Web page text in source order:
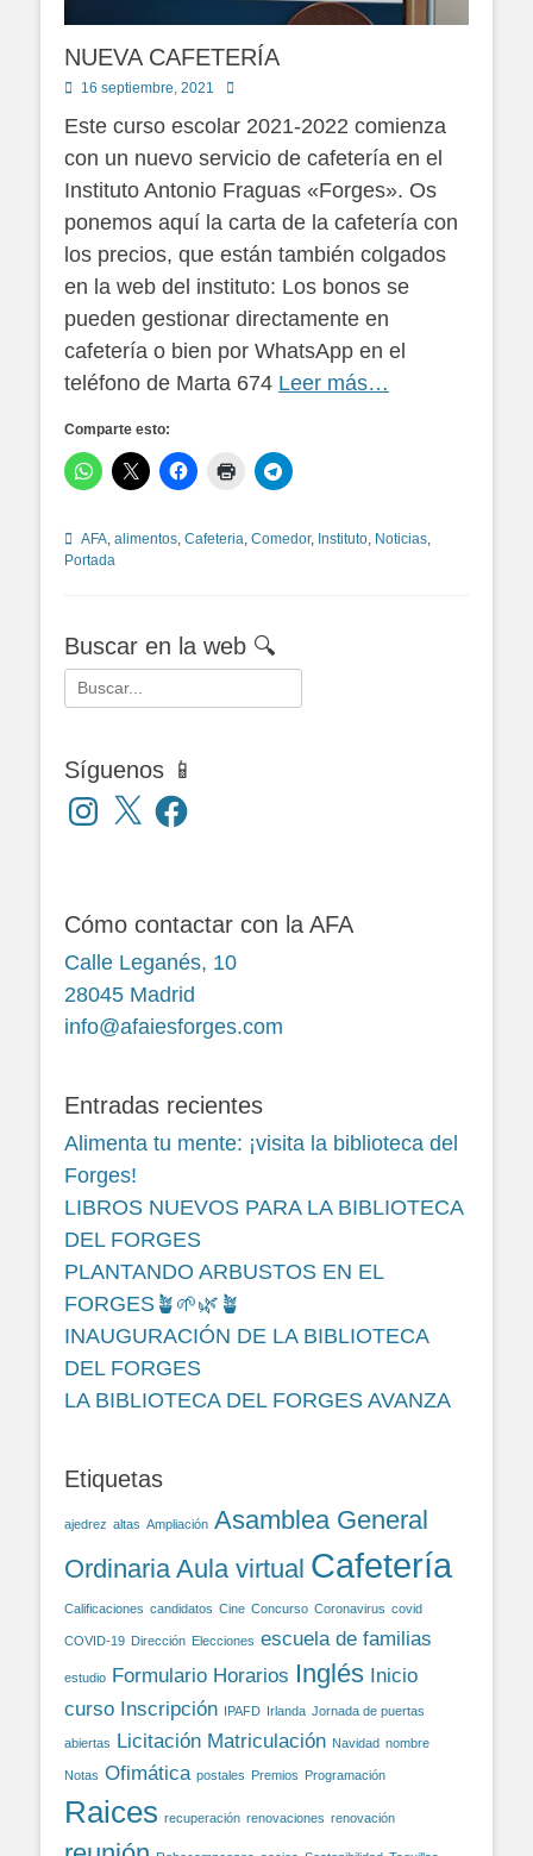
NUEVA CAFETERÍA
Publicado
16 septiembre, 2021 Autor
Este curso escolar 2021-2022 comienza
con un nuevo servicio de cafetería en el
Instituto Antonio Fraguas «Forges». Os
ponemos aquí la carta de la cafetería con
los precios, que están también colgados
en la web del instituto: Los bonos se
pueden gestionar directamente en
cafetería o bien por WhatsApp en el
teléfono de Marta 674 Leer más…
Comparte esto:
Categorías
AFA, alimentos, Cafeteria, Comedor, Instituto, Noticias,
Portada
Buscar en la web 🔍
Buscar:
Síguenos 📱
Instagram
X Facebook
Cómo contactar con la AFA
Calle Leganés, 10
28045 Madrid
info@afaiesforges.com
Entradas recientes
Alimenta tu mente: ¡visita la biblioteca del
Forges!
LIBROS NUEVOS PARA LA BIBLIOTECA
DEL FORGES
PLANTANDO ARBUSTOS EN EL
FORGES🪴🌱🌿🪴
INAUGURACIÓN DE LA BIBLIOTECA
DEL FORGES
LA BIBLIOTECA DEL FORGES AVANZA
Etiquetas
ajedrez altas Ampliación Asamblea General
Ordinaria Aula virtual Cafetería
Calificaciones candidatos Cine Concurso Coronavirus covid
COVID-19 Dirección Elecciones escuela de familias
estudio Formulario Horarios Inglés Inicio
curso Inscripción IPAFD Irlanda Jornada de puertas
abiertas Licitación Matriculación Navidad nombre
Notas Ofimática postales Premios Programación
Raices recuperación renovaciones renovación